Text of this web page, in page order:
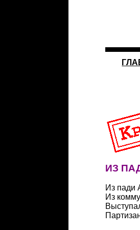
ИЗ
Из пади
Из